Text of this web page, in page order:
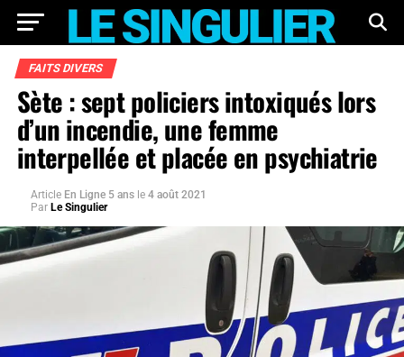
FAITS DIVERS
Sète : sept policiers intoxiqués lors
d’un incendie, une femme
interpellée et placée en psychiatrie
Article En Ligne 5 ans le 4 août 2021
Par Le Singulier